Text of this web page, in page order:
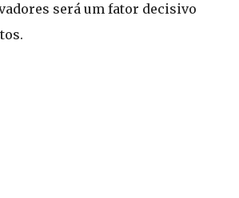
será um fator decisivo